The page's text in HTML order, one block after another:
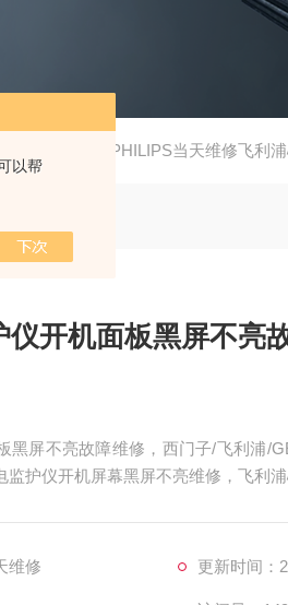
以帮
PHILIPS当天维修飞利
仪开机面板黑屏不亮
黑屏不亮故障维修，西门子/飞利浦/
监护仪开机屏幕黑屏不亮维修，飞利
模块通讯异常维修，初始
维修 更新时间：